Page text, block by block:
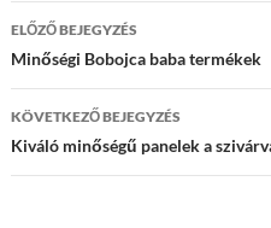
Bejegyzés
navigáció
ELŐZŐ BEJEGYZÉS
Minőségi Bobojca baba termékek
KÖVETKEZŐ BEJEGYZÉS
Kiváló minőségű panelek a